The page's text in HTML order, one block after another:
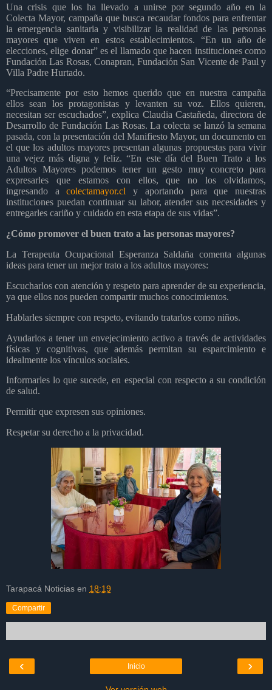
Una crisis que los ha llevado a unirse por segundo año en la
Colecta Mayor, campaña que busca recaudar fondos para enfrentar
la emergencia sanitaria y visibilizar la realidad de las personas
mayores que viven en estos establecimientos. “En un año de
elecciones, elige donar” es el llamado que hacen instituciones como
Fundación Las Rosas, Conapran, Fundación San Vicente de Paul y
Villa Padre Hurtado.
“Precisamente por esto hemos querido que en nuestra campaña
ellos sean los protagonistas y levanten su voz. Ellos quieren,
necesitan ser escuchados”, explica Claudia Castañeda, directora de
Desarrollo de Fundación Las Rosas. La colecta se lanzó la semana
pasada, con la presentación del Manifiesto Mayor, un documento en
el que los adultos mayores presentan algunas propuestas para vivir
una vejez más digna y feliz. “En este día del Buen Trato a los
Adultos Mayores podemos tener un gesto muy concreto para
expresarles que estamos con ellos, que no los olvidamos,
ingresando acolectamayor.cl y aportando para que nuestras
instituciones puedan continuar su labor, atender sus necesidades y
entregarles cariño y cuidado en esta etapa de sus vidas”.
¿Cómo promover el buen trato a las personas mayores?
La Terapeuta Ocupacional Esperanza Saldaña comenta algunas
ideas para tener un mejor trato a los adultos mayores:
Escucharlos con atención y respeto para aprender de su experiencia,
ya que ellos nos pueden compartir muchos conocimientos.
Hablarles siempre con respeto, evitando tratarlos como niños.
Ayudarlos a tener un envejecimiento activo a través de actividades
físicas y cognitivas, que además permitan su esparcimiento e
idealmente los vínculos sociales.
Informarles lo que sucede, en especial con respecto a su condición
de salud.
Permitir que expresen sus opiniones.
Respetar su derecho a la privacidad.
Tarapacá Noticias en 18:19
Compartir
‹ ›
Inicio